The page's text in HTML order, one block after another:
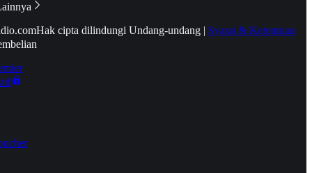
Hak cipta dilindungi Undang-undang | Syarat & Ketentuan